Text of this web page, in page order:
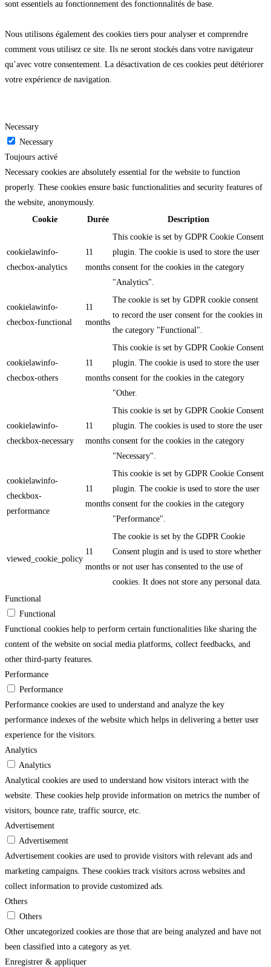
sont essentiels au fonctionnement des fonctionnalités de base.
Nous utilisons également des cookies tiers pour analyser et comprendre
comment vous utilisez ce site. Ils ne seront stockés dans votre navigateur
qu’avec votre consentement. La désactivation de ces cookies peut détériorer
votre expérience de navigation.
Necessary
Necessary
Toujours activé
Necessary cookies are absolutely essential for the website to function
properly. These cookies ensure basic functionalities and security features of
the website, anonymously.
Cookie
Durée Description
cookielawinfo-
checbox-analytics
11
months
This cookie is set by GDPR Cookie Consent
plugin. The cookie is used to store the user
consent for the cookies in the category
"Analytics".
cookielawinfo-
checbox-functional
11
months
The cookie is set by GDPR cookie consent
to record the user consent for the cookies in
the category "Functional".
cookielawinfo-
checbox-others
11
months
This cookie is set by GDPR Cookie Consent
plugin. The cookie is used to store the user
consent for the cookies in the category
"Other.
cookielawinfo-
checkbox-necessary
11
months
This cookie is set by GDPR Cookie Consent
plugin. The cookies is used to store the user
consent for the cookies in the category
"Necessary".
cookielawinfo-
checkbox-
performance
11
months
This cookie is set by GDPR Cookie Consent
plugin. The cookie is used to store the user
consent for the cookies in the category
"Performance".
viewed_cookie_policy
11
months
The cookie is set by the GDPR Cookie
Consent plugin and is used to store whether
or not user has consented to the use of
cookies. It does not store any personal data.
Functional
Functional
Functional cookies help to perform certain functionalities like sharing the
content of the website on social media platforms, collect feedbacks, and
other third-party features.
Performance
Performance
Performance cookies are used to understand and analyze the key
performance indexes of the website which helps in delivering a better user
experience for the visitors.
Analytics
Analytics
Analytical cookies are used to understand how visitors interact with the
website. These cookies help provide information on metrics the number of
visitors, bounce rate, traffic source, etc.
Advertisement
Advertisement
Advertisement cookies are used to provide visitors with relevant ads and
marketing campaigns. These cookies track visitors across websites and
collect information to provide customized ads.
Others
Others
Other uncategorized cookies are those that are being analyzed and have not
been classified into a category as yet.
Enregistrer & appliquer